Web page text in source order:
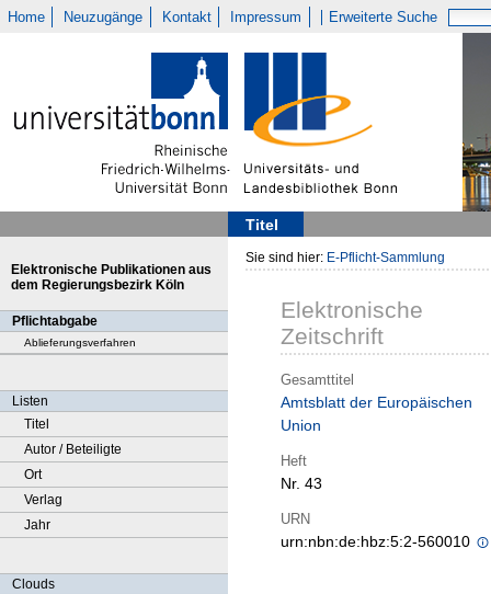
Home Neuzugänge Kontakt Impressum Erweiterte Suche
Titel
Elektronische Publikationen aus
dem Regierungsbezirk Köln
Pflichtabgabe
Ablieferungsverfahren
Listen
Titel
Autor / Beteiligte
Ort
Verlag
Jahr
Clouds
Sie sind hier: E-Pflicht-Sammlung
Elektronische
Zeitschrift
Gesamttitel
Amtsblatt der Europäischen
Union
Heft
Nr. 43
URN
urn:nbn:de:hbz:5:2-560010